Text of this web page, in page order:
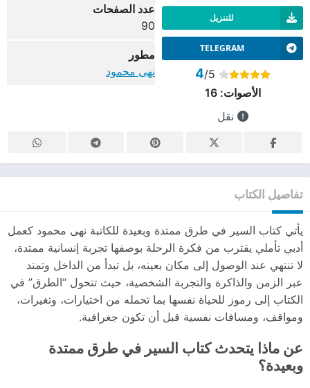
للتنزيل
TELEGRAM
4/5
الأصوات:16
نقل
عدد الصفحات
90
مطور
نهى محمود
تفاصيل الكتاب
يأتي كتاب السير في طرق ممتدة وبعيدة للكاتبة نهى محمود كعمل
أدبي تأملي يقترب من فكرة الرحلة بوصفها تجربة إنسانية ممتدة،
لا تنتهي عند الوصول إلى مكان بعينه، بل تبدأ من الداخل وتمتد
عبر الزمن والذاكرة والتجربة الشخصية، حيث تتحول “الطرق” في
الكتاب إلى رموز للحياة نفسها بما تحمله من اختيارات، وتغيرات،
ومواقف، ومسافات نفسية قبل أن تكون جغرافية.
عن ماذا يتحدث كتاب السير في طرق ممتدة
وبعيدة؟